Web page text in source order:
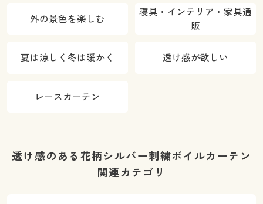
外の景色を楽しむ
寝具・インテリア・家具通
販
夏は涼しく冬は暖かく 透け感が欲しい
レースカーテン
透け感のある花柄シルバー刺繍ボイルカーテン
関連カテゴリ